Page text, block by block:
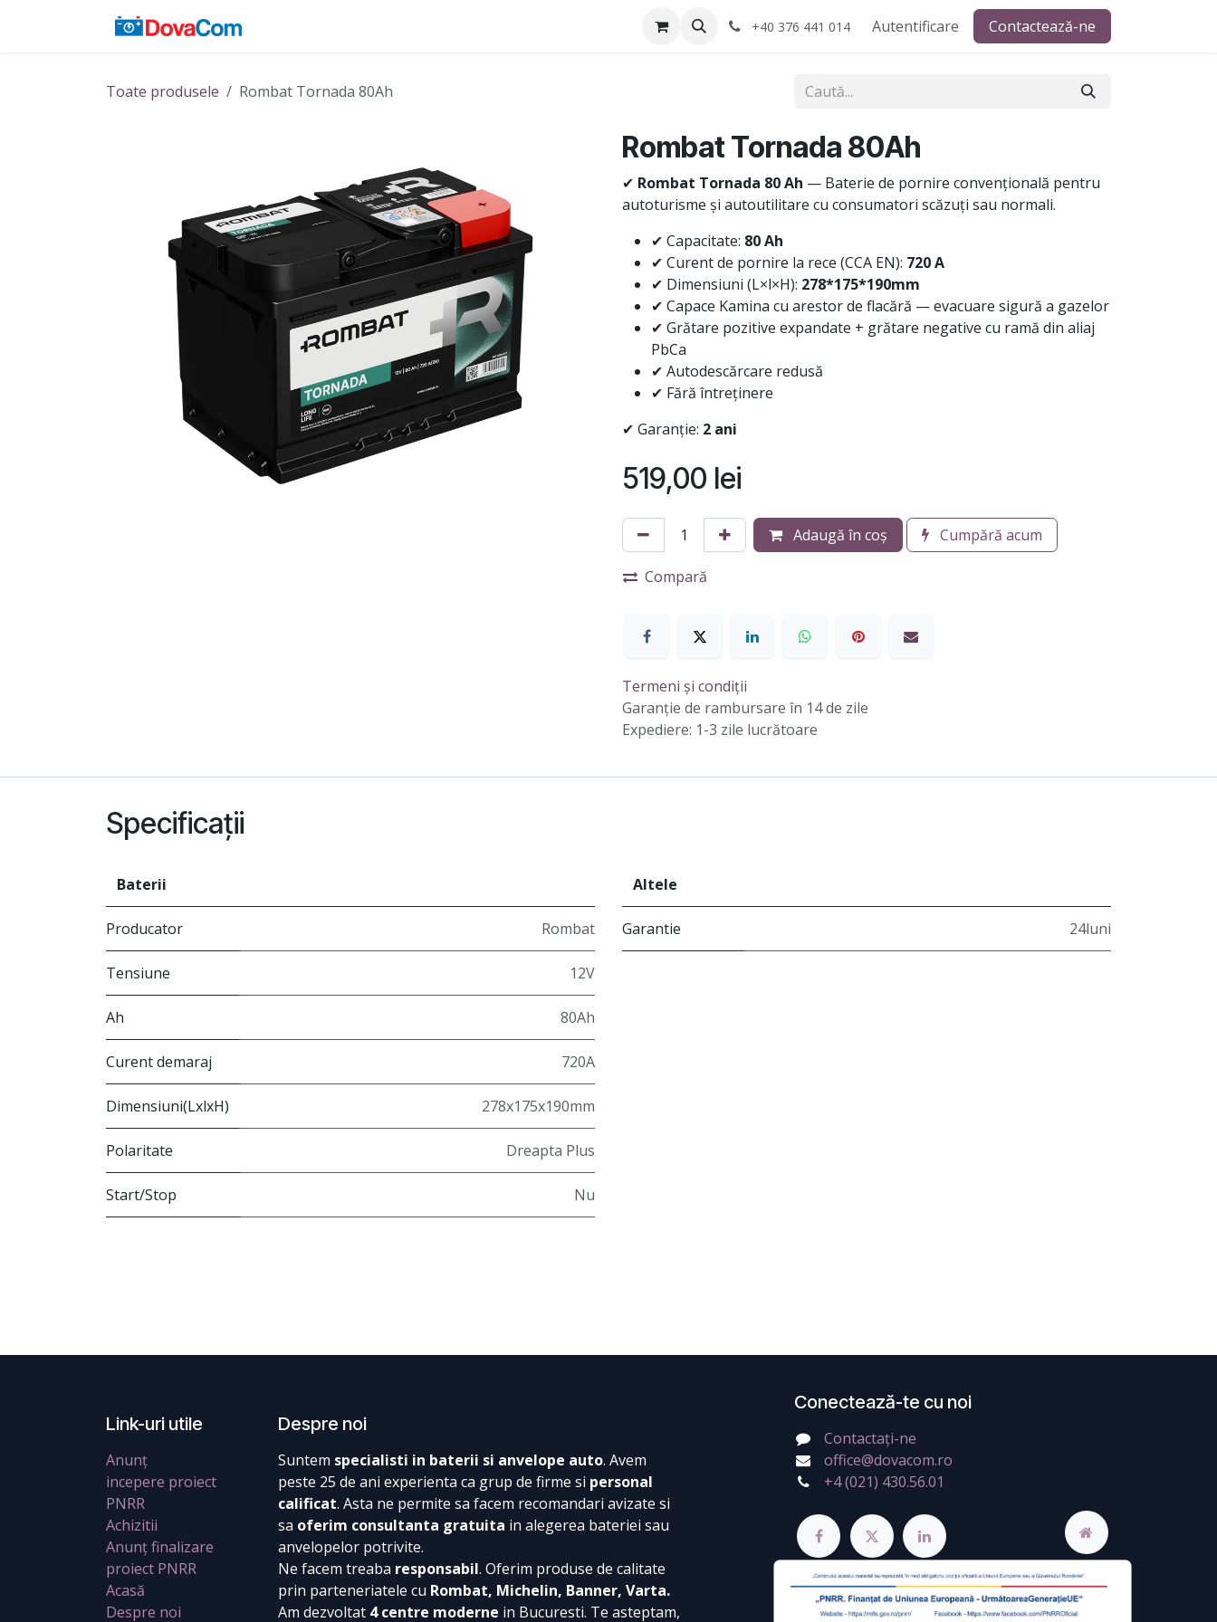
Service-uri montaj +40 376 441 014 Autentificare Contactează-ne
Toate produsele Rombat Tornada 80Ah
Rombat Tornada 80Ah
✔ Rombat Tornada 80 Ah — Baterie de pornire convențională pentru
autoturisme și autoutilitare cu consumatori scăzuți sau normali.
✔ Capacitate: 80 Ah
✔ Curent de pornire la rece (CCA EN): 720 A
✔ Dimensiuni (L×l×H): 278*175*190mm
✔ Capace Kamina cu arestor de flacără — evacuare sigură a gazelor
✔ Grătare pozitive expandate + grătare negative cu ramă din aliaj
PbCa
✔ Autodescărcare redusă
✔ Fără întreținere
✔ Garanție: 2 ani
519,00 lei
Adaugă în coș Cumpără acum
Compară
Termeni și condiții
Garanție de rambursare în 14 de zile
Expediere: 1-3 zile lucrătoare
Specificații
Baterii
Producator Rombat
Tensiune 12V
Ah 80Ah
Curent demaraj 720A
Dimensiuni(LxlxH) 278x175x190mm
Polaritate Dreapta Plus
Start/Stop Nu
Altele
Garantie 24luni
Link-uri utile
Anunț
incepere proiect
PNRR
Achizitii
Anunț finalizare
proiect PNRR
Acasă
Despre noi
Despre noi
Suntem specialisti in baterii si anvelope auto. Avem
peste 25 de ani experienta ca grup de firme si personal
calificat. Asta ne permite sa facem recomandari avizate si
sa oferim consultanta gratuita in alegerea bateriei sau
anvelopelor potrivite.
Ne facem treaba responsabil. Oferim produse de calitate
prin parteneriatele cu Rombat, Michelin, Banner, Varta.
Am dezvoltat 4 centre moderne in Bucuresti. Te asteptam,
Conectează-te cu noi
Contactați-ne
office@dovacom.ro
+4 (021) 430.56.01